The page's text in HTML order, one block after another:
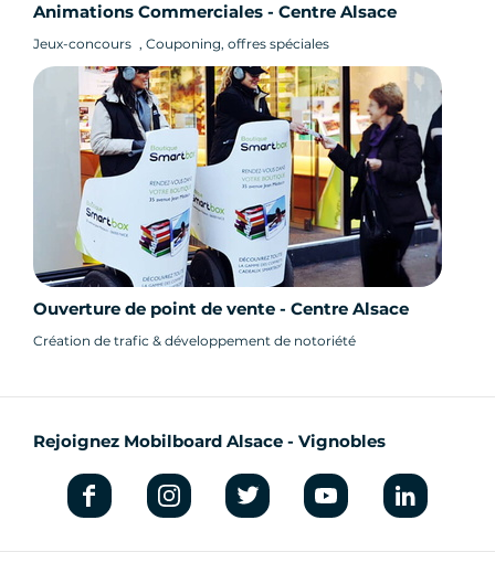
Animations Commerciales - Centre Alsace
Jeux-concours , Couponing, offres spéciales
Ouverture de point de vente - Centre Alsace
Création de trafic & développement de notoriété
Rejoignez Mobilboard Alsace - Vignobles